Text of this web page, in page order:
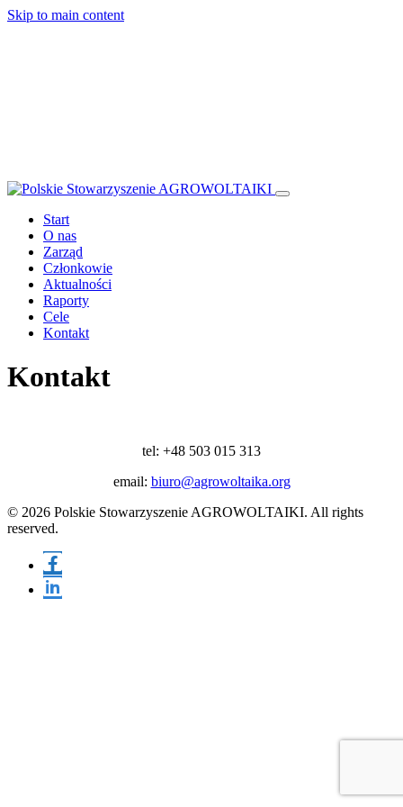
Skip to main content
Start
O nas
Zarząd
Członkowie
Aktualności
Raporty
Cele
Kontakt
Kontakt
tel: +48 503 015 313
email: biuro@agrowoltaika.org
© 2026 Polskie Stowarzyszenie AGROWOLTAIKI. All rights
reserved.